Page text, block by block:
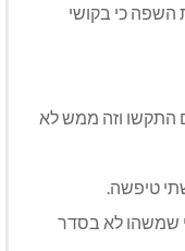
השפה כי בקושי
התקשו וזה ממש לא
טיפשה.
שמשהו לא בסדר